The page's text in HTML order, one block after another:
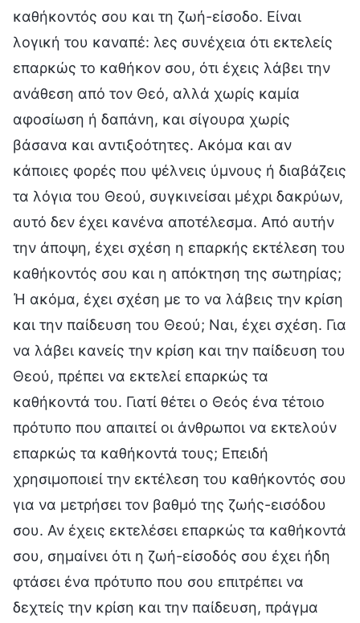
καθήκοντός σου και τη ζωή-είσοδο. Είναι
λογική του καναπέ: λες συνέχεια ότι εκτελείς
επαρκώς το καθήκον σου, ότι έχεις λάβει την
ανάθεση από τον Θεό, αλλά χωρίς καμία
αφοσίωση ή δαπάνη, και σίγουρα χωρίς
βάσανα και αντιξοότητες. Ακόμα και αν
κάποιες φορές που ψέλνεις ύμνους ή διαβάζεις
τα λόγια του Θεού, συγκινείσαι μέχρι δακρύων,
αυτό δεν έχει κανένα αποτέλεσμα. Από αυτήν
την άποψη, έχει σχέση η επαρκής εκτέλεση του
καθήκοντός σου και η απόκτηση της σωτηρίας;
Ή ακόμα, έχει σχέση με το να λάβεις την κρίση
και την παίδευση του Θεού; Ναι, έχει σχέση. Για
να λάβει κανείς την κρίση και την παίδευση του
Θεού, πρέπει να εκτελεί επαρκώς τα
καθήκοντά του. Γιατί θέτει ο Θεός ένα τέτοιο
πρότυπο που απαιτεί οι άνθρωποι να εκτελούν
επαρκώς τα καθήκοντά τους; Επειδή
χρησιμοποιεί την εκτέλεση του καθήκοντός σου
για να μετρήσει τον βαθμό της ζωής-εισόδου
σου. Αν έχεις εκτελέσει επαρκώς τα καθήκοντά
σου, σημαίνει ότι η ζωή-είσοδός σου έχει ήδη
φτάσει ένα πρότυπο που σου επιτρέπει να
δεχτείς την κρίση και την παίδευση, πράγμα